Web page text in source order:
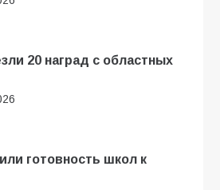
20 наград с областных
готовность школ к